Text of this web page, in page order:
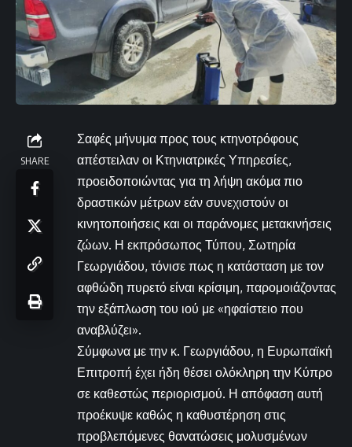
SHARE
Σαφές μήνυμα προς τους κτηνοτρόφους
απέστειλαν οι Κτηνιατρικές Υπηρεσίες,
προειδοποιώντας για τη λήψη ακόμα πιο
δραστικών μέτρων εάν συνεχιστούν οι
κινητοποιήσεις και οι παράνομες μετακινήσεις
ζώων. Η εκπρόσωπος Τύπου, Σωτηρία
Γεωργιάδου, τόνισε πως η κατάσταση με τον
αφθώδη πυρετό είναι κρίσιμη, παρομοιάζοντας
την εξάπλωση του ιού με «ηφαίστειο που
αναβλύζει».
Σύμφωνα με την κ. Γεωργιάδου, η Ευρωπαϊκή
Επιτροπή έχει ήδη θέσει ολόκληρη την Κύπρο
σε καθεστώς περιορισμού. Η απόφαση αυτή
προέκυψε καθώς η καθυστέρηση στις
προβλεπόμενες θανατώσεις μολυσμένων